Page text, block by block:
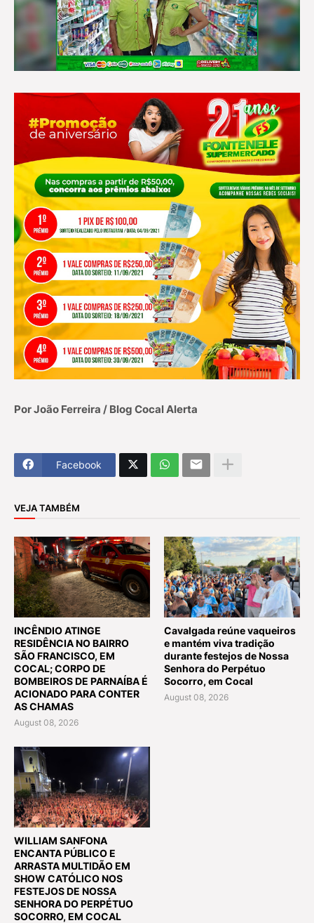
Por João Ferreira / Blog Cocal Alerta
Facebook
VEJA TAMBÉM
INCÊNDIO ATINGE
RESIDÊNCIA NO BAIRRO
SÃO FRANCISCO, EM
COCAL; CORPO DE
BOMBEIROS DE PARNAÍBA É
ACIONADO PARA CONTER
AS CHAMAS
August 08, 2026
Cavalgada reúne vaqueiros
e mantém viva tradição
durante festejos de Nossa
Senhora do Perpétuo
Socorro, em Cocal
August 08, 2026
WILLIAM SANFONA
ENCANTA PÚBLICO E
ARRASTA MULTIDÃO EM
SHOW CATÓLICO NOS
FESTEJOS DE NOSSA
SENHORA DO PERPÉTUO
SOCORRO, EM COCAL